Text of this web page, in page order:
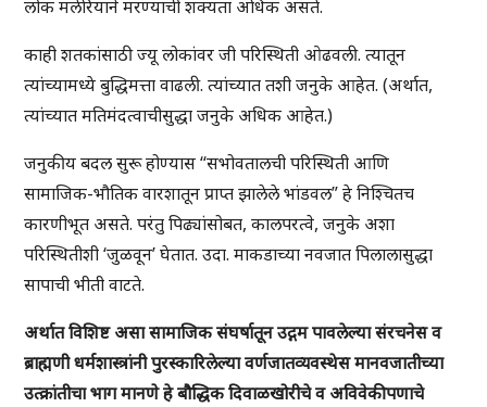
लोक मलेरियाने मरण्याची शक्यता अधिक असते.
काही शतकांसाठी ज्यू लोकांवर जी परिस्थिती ओढवली. त्यातून
त्यांच्यामध्ये बुद्धिमत्ता वाढली. त्यांच्यात तशी जनुके आहेत. (अर्थात,
त्यांच्यात मतिमंदत्वाचीसुद्धा जनुके अधिक आहेत.)
जनुकीय बदल सुरू होण्यास “सभोवतालची परिस्थिती आणि
सामाजिक-भौतिक वारशातून प्राप्त झालेले भांडवल” हे निश्चितच
कारणीभूत असते. परंतु पिढ्यांसोबत, कालपरत्वे, जनुके अशा
परिस्थितीशी ‘जुळवून’ घेतात. उदा. माकडाच्या नवजात पिलालासुद्धा
सापाची भीती वाटते.
अर्थात विशिष्ट असा सामाजिक संघर्षातून उद्गम पावलेल्या संरचनेस व
ब्राह्मणी धर्मशास्त्रांनी पुरस्कारिलेल्या वर्णजातव्यवस्थेस मानवजातीच्या
उत्क्रांतीचा भाग मानणे हे बौद्धिक दिवाळखोरीचे व अविवेकीपणाचे